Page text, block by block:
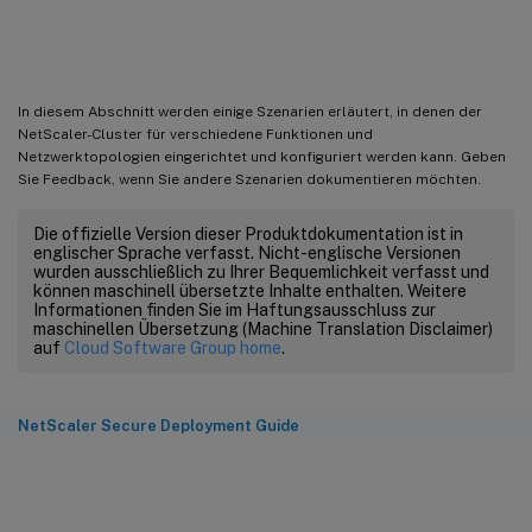
In diesem Abschnitt werden einige Szenarien erläutert, in denen der
NetScaler-Cluster für verschiedene Funktionen und
Netzwerktopologien eingerichtet und konfiguriert werden kann. Geben
Sie Feedback, wenn Sie andere Szenarien dokumentieren möchten.
Die offizielle Version dieser Produktdokumentation ist in
englischer Sprache verfasst. Nicht-englische Versionen
wurden ausschließlich zu Ihrer Bequemlichkeit verfasst und
können maschinell übersetzte Inhalte enthalten. Weitere
Informationen finden Sie im Haftungsausschluss zur
maschinellen Übersetzung (Machine Translation Disclaimer)
auf Cloud Software Group home.
NetScaler Secure Deployment Guide